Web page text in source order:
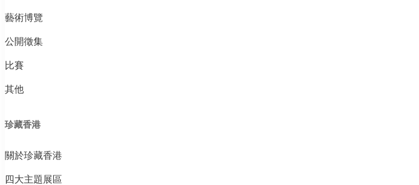
藝術博覽
公開徵集
比賽
其他
珍藏香港
關於珍藏香港
四大主題展區